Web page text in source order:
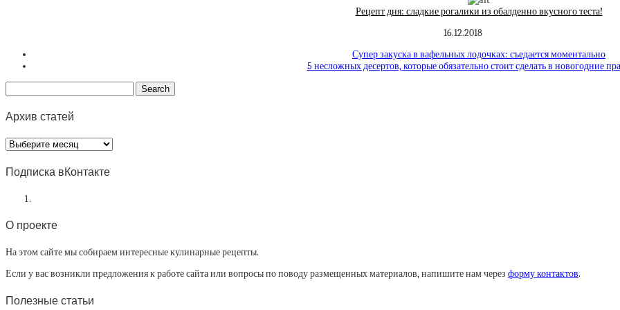
Рецепт дня: сладкие рогалики из обалденно вкусного теста!
16.12.2018
Супер закуска в вафельных лодочках: съедается моментально
5 несложных десертов, которые обязательно стоит сделать в новогодние
Архив статей
Архив
статей
Подписка вКонтакте
О проекте
На этом сайте мы собираем интересные кулинарные рецепты.
Если у вас возникли предложения к работе сайта или вопросы по поводу размещенных материалов, напишите нам через форму контактов.
Полезные статьи